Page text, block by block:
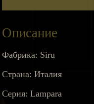
Описание
Фабрика: Siru
Страна: Италия
Серия: Lampara